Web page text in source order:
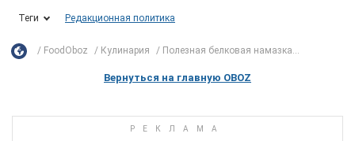
Теги Редакционная политика
FoodOboz Кулинария Полезная белковая намазка...
Вернуться на главную OBOZ